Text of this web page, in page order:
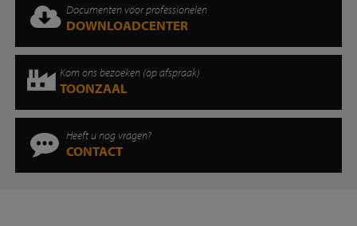
Documenten voor professionelen
DOWNLOADCENTER
Kom ons bezoeken (op afspraak)
TOONZAAL
Heeft u nog vragen?
CONTACT